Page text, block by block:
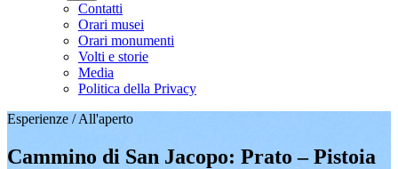
Contatti
Orari musei
Orari monumenti
Volti e storie
Media
Politica della Privacy
Esperienze / All'aperto
Cammino di San Jacopo: Prato – Pistoia